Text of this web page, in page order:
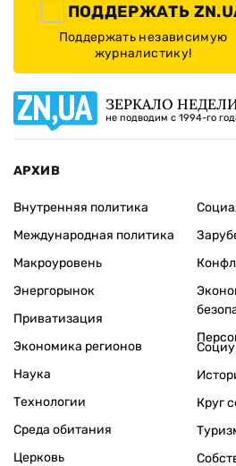
ПОДДЕРЖАТЬ
Поддержать независимую
журналистику!
ЗЕРКАЛО
не подводим с 1994-го
АРХИВ
Внутренняя политика
Международная политика
Макроуровень
Энергорынок
Приватизация
Экономика регионов
Наука
Технологии
Среда обитания
Церковь
Круг